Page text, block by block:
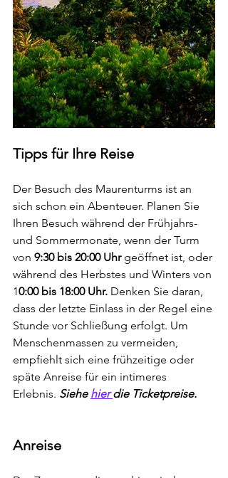
Tipps für Ihre Reise
Der Besuch des Maurenturms ist an
sich schon ein Abenteuer. Planen Sie
Ihren Besuch während der Frühjahrs-
und Sommermonate, wenn der Turm
von 9:30 bis 20:00 Uhr geöffnet ist, oder
während des Herbstes und Winters von
10:00 bis 18:00 Uhr. Denken Sie daran,
dass der letzte Einlass in der Regel eine
Stunde vor Schließung erfolgt. Um
Menschenmassen zu vermeiden,
empfiehlt sich eine frühzeitige oder
späte Anreise für ein intimeres
Erlebnis. Siehe hier die Ticketpreise.
Anreise